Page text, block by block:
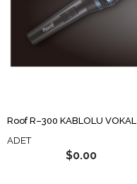
ADET
$0.00